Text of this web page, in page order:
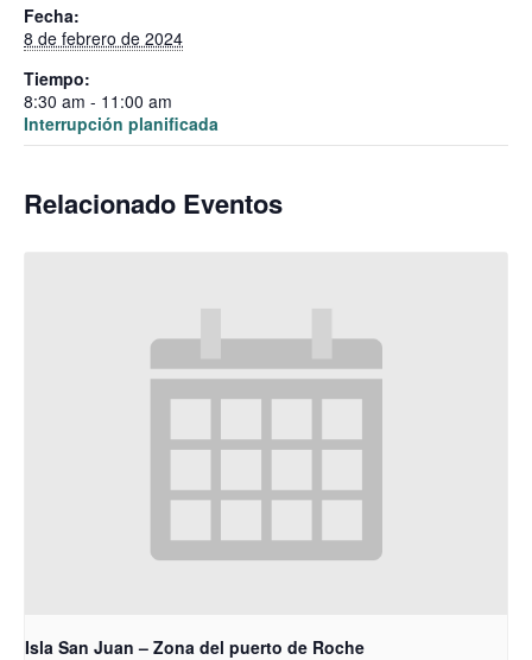
Fecha:
8 de febrero de 2024
Tiempo:
8:30 am - 11:00 am
Interrupción planificada
Relacionado Eventos
Isla San Juan – Zona del puerto de Roche